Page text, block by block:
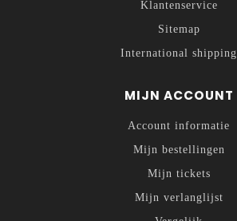
Klantenservice
Sitemap
International shipping
MIJN ACCOUNT
Account informatie
Mijn bestellingen
Mijn tickets
Mijn verlanglijst